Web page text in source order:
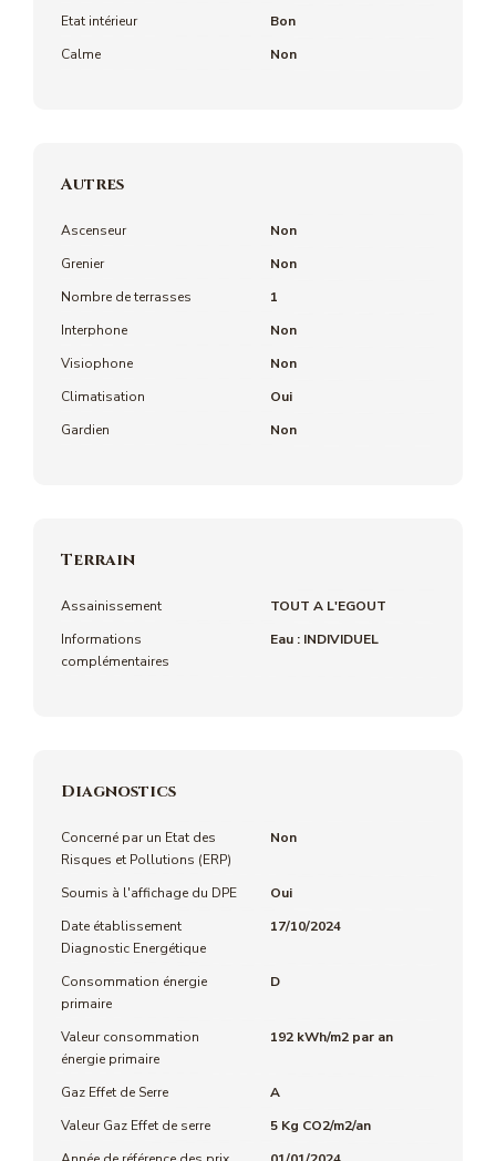
Etat intérieur
Bon
Calme
Non
Autres
Ascenseur
Non
Grenier
Non
Nombre de terrasses
1
Interphone
Non
Visiophone
Non
Climatisation
Oui
Gardien
Non
Terrain
Assainissement
TOUT A L'EGOUT
Informations
complémentaires
Eau : INDIVIDUEL
Diagnostics
Concerné par un Etat des
Risques et Pollutions (ERP)
Non
Soumis à l'affichage du DPE
Oui
Date établissement
Diagnostic Energétique
17/10/2024
Consommation énergie
primaire
D
Valeur consommation
énergie primaire
192 kWh/m2 par an
Gaz Effet de Serre
A
Valeur Gaz Effet de serre
5 Kg CO2/m2/an